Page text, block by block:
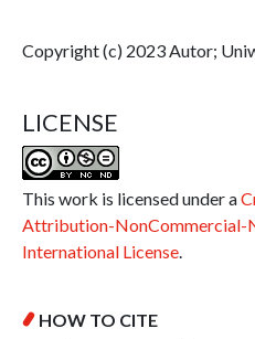
Copyright (c) 2023 Autor;
LICENSE
This work is licensed under a
Attribution-NonCommercial-
International License.
HOW TO CITE